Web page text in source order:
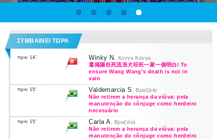
ΣΥΜΒΑΙΝΕΙ ΤΩΡΑ
πριν 14' Winky N. Χονγκ Κονγκ
還揭陽枉死流浪犬旺旺一家一個明白/ To
ensure Wang Wang's death is not in
vain
πριν 15' Valdemarcia S. Βραζιλία
Não retirem a herança da viúva: pela
manutenção do cônjuge como herdeiro
necessário
πριν 15' Carla A. Βραζιλία
Não retirem a herança da viúva: pela
manutenção do cônjuge como herdeiro